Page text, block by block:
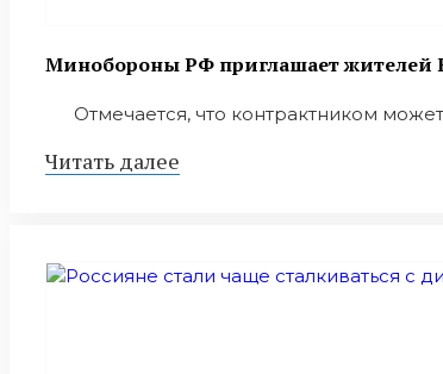
Минобoроны РФ приглaшaет житeлeй
Отмечается, что контрактником
Читать далее